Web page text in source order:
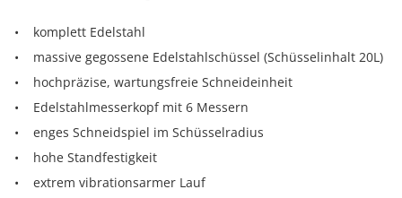
• komplett Edelstahl
• massive gegossene Edelstahlschüssel (Schüsselinhalt 20L)
• hochpräzise, wartungsfreie Schneideinheit
• Edelstahlmesserkopf mit 6 Messern
• enges Schneidspiel im Schüsselradius
• hohe Standfestigkeit
• extrem vibrationsarmer Lauf